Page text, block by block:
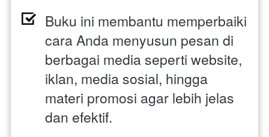
Buku ini membantu memperbaiki
cara Anda menyusun pesan di
berbagai media seperti website,
iklan, media sosial, hingga
materi promosi agar lebih jelas
dan efektif.